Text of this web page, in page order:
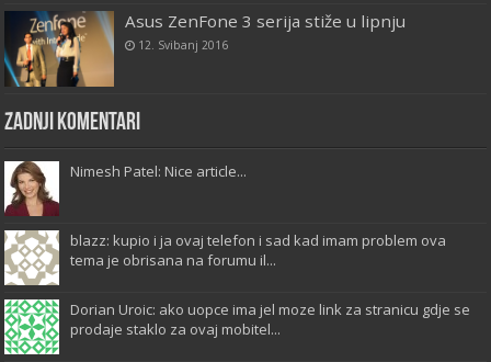
Asus ZenFone 3 serija stiže u lipnju
12. Svibanj 2016
Zadnji komentari
Nimesh Patel: Nice article...
blazz: kupio i ja ovaj telefon i sad kad imam problem ova
tema je obrisana na forumu il...
Dorian Uroic: ako uopce ima jel moze link za stranicu gdje se
prodaje staklo za ovaj mobitel...